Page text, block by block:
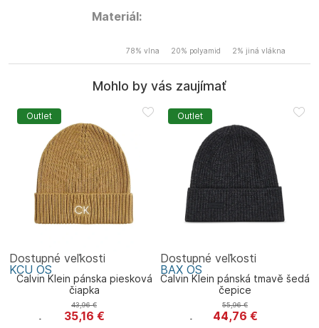
Materiál:
78% vlna 20% polyamid 2% jiná vlákna
Mohlo by vás zaujímať
Outlet
Calvin Klein pánska piesková
čiapka
Calvin Klein
35,16 €
43,96€
Dostupné veľkosti
KCU OS
Outlet
Calvin Klein pánská tmavě šedá
čepice
Calvin Klein
44,76 €
55,96€
Dostupné veľkosti
BAX OS